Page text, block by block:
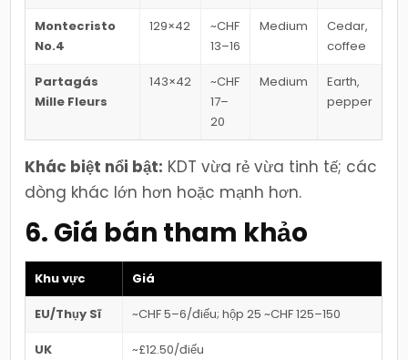
Montecristo
No.4
129×42
~CHF
13–16
Medium
Cedar,
coffee
Partagás
Mille Fleurs
143×42
~CHF
17–
20
Medium
Earth,
pepper
Khác biệt nổi bật: KDT vừa rẻ vừa tinh tế; các
dòng khác lớn hơn hoặc mạnh hơn.
6. Giá bán tham khảo
Khu vực Giá
EU/Thụy Sĩ ~CHF 5–6/điếu; hộp 25 ~CHF 125–150
UK ~£12.50/điếu